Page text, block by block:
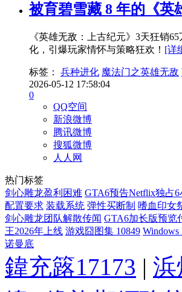
被育碧雪藏 8 年的《英
《英雄无敌：上古纪元》3天狂销
化，引爆玩家情怀与策略狂欢！ [详
标签： 兵种进化 魔法门之英雄无敌
2026-05-12 17:58:04
0
QQ空间
新浪微博
腾讯微博
搜狐微博
人人网
热门标签
剑心雕龙盈利困难 GTA6预告Netflix独占6
配置要求 装载系统 弹性买断制 嗜血印女
剑心雕龙团队解散传闻 GTA6加长版预览
王2026年上线 游戏囧图集 10849 Windows
诺曼底
鍏充簬17173 | 浜